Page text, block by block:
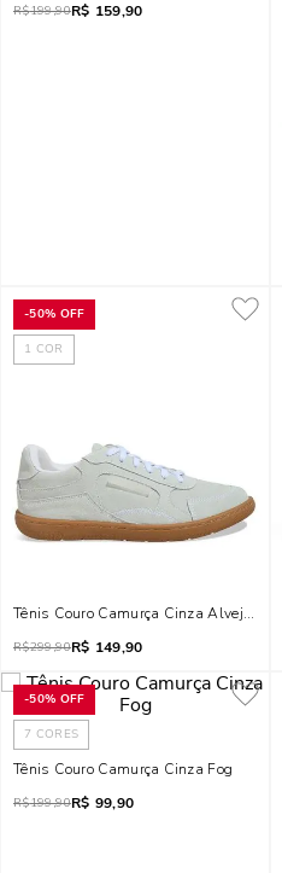
R$199,90R$ 159,90
-50% OFF
1 COR
Tênis Couro Camurça Cinza Alvejado
R$299,90R$ 149,90
-50% OFF
7 CORES
Tênis Couro Camurça Cinza Fog
R$199,90R$ 99,90